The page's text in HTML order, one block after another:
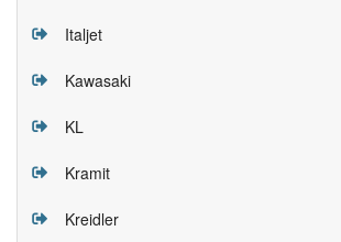
Italjet
Kawasaki
KL
Kramit
Kreidler